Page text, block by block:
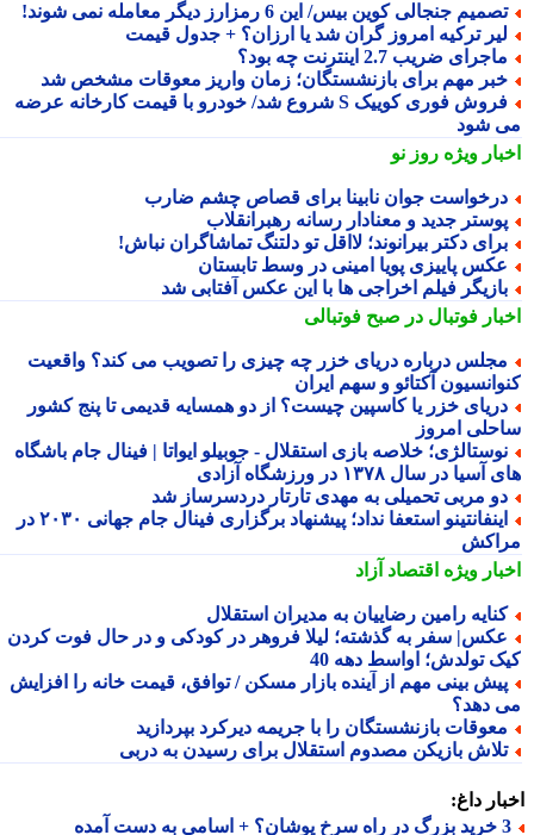
جنجالی کوین بیس/ این 6 رمزارز دیگر معامله نمی شوند!
ترکیه امروز گران شد یا ارزان؟ + جدول قیمت
ضریب 2.7 اینترنت چه بود؟
مهم برای بازنشستگان؛ زمان واریز معوقات مشخص شد
فروش فوری کوییک S شروع شد/ خودرو با قیمت کارخانه عرضه
شود
ویژهروز نو
جوان نابینا برای قصاص چشم ضارب
جدید و معنادار رسانه رهبرانقلاب
دکتر بیرانوند؛ لااقل تو دلتنگ تماشاگران نباش!
پاییزی پویا امینی در وسط تابستان
فیلم اخراجی ها با این عکس آفتابی شد
فوتبال در صبح فوتبالی
درباره دریای خزر چه چیزی را تصویب می کند؟ واقعیت
آکتائو و سهم ایران
خزر یا کاسپین چیست؟ از دو همسایه قدیمی تا پنج کشور
امروز
خلاصه بازی استقلال - جوبیلو ایواتا | فینال جام باشگاه
در سال ۱۳۷۸ در ورزشگاه آزادی
مربی تحمیلی به مهدی تارتار دردسرساز شد
اینفانتینو استعفا نداد؛ پیشنهاد برگزاری فینال جام جهانی ۲۰۳۰ در
ویژهاقتصاد آزاد
رامین رضاییان به مدیران استقلال
سفر به گذشته؛ لیلا فروهر در کودکی و در حال فوت کردن
تولدش؛ اواسط دهه 40
بینی مهم از آینده بازار مسکن / توافق، قیمت خانه را افزایش
دهد؟
بازنشستگان را با جریمه دیرکرد بپردازید
بازیکن مصدوم استقلال برای رسیدن به دربی
داغ: